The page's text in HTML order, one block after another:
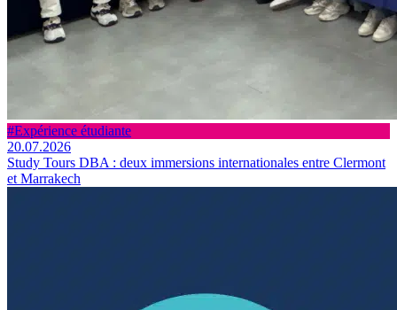
#Expérience étudiante
20.07.2026
Study Tours DBA : deux immersions internationales entre Clermont
et Marrakech